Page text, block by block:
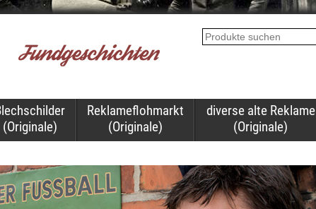
(Originale)
Reklameflohmarkt
(Originale)
diverse alte Reklame
(Originale)